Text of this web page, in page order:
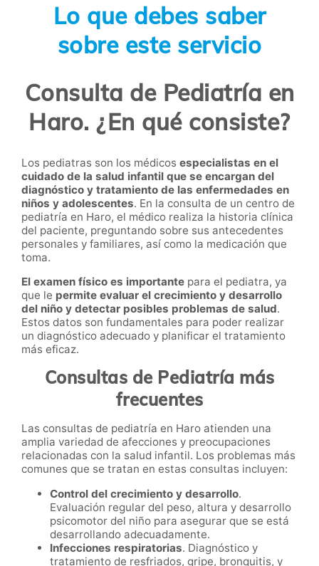
Lo que debes saber
sobre este servicio
Consulta de Pediatría en
Haro. ¿En qué consiste?
Los pediatras son los médicos especialistas en el
cuidado de la salud infantil que se encargan del
diagnóstico y tratamiento de las enfermedades en
niños y adolescentes. En la consulta de un centro de
pediatría en Haro, el médico realiza la historia clínica
del paciente, preguntando sobre sus antecedentes
personales y familiares, así como la medicación que
toma.
El examen físico es importante para el pediatra, ya
que le permite evaluar el crecimiento y desarrollo
del niño y detectar posibles problemas de salud.
Estos datos son fundamentales para poder realizar
un diagnóstico adecuado y planificar el tratamiento
más eficaz.
Consultas de Pediatría más
frecuentes
Las consultas de pediatría en Haro atienden una
amplia variedad de afecciones y preocupaciones
relacionadas con la salud infantil. Los problemas más
comunes que se tratan en estas consultas incluyen:
Control del crecimiento y desarrollo.
Evaluación regular del peso, altura y desarrollo
psicomotor del niño para asegurar que se está
desarrollando adecuadamente.
Infecciones respiratorias. Diagnóstico y
tratamiento de resfriados, gripe, bronquitis, y